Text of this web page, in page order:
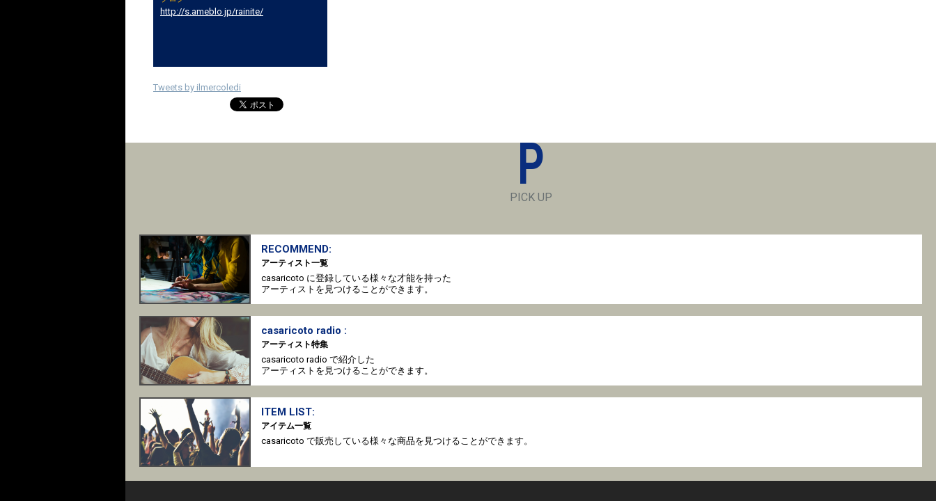
http://s.ameblo.jp/rainite/
Tweets by ilmercoledi
P
PICK UP
RECOMMEND:
アーティスト一覧
casaricoto に登録している様々な才能を持った
アーティストを見つけることができます。
casaricoto radio :
アーティスト特集
casaricoto radio で紹介した
アーティストを見つけることができます。
ITEM LIST:
アイテム一覧
casaricoto で販売している様々な商品を見つけることができます。